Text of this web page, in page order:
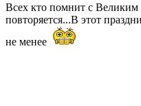
Всех кто помнит с
повторяется...В этот
не менее